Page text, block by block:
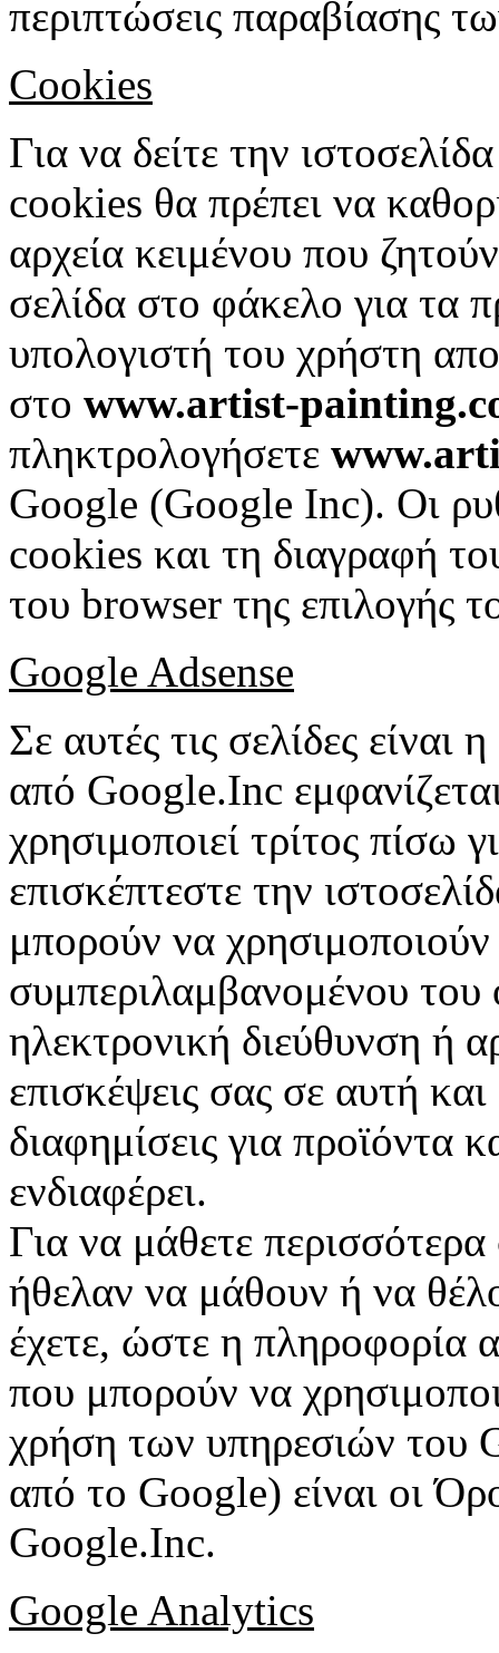
περιπτώσεις παραβίασης
Cookies
Για να δείτε την
cookies θα πρέπει να
αρχεία κειμένου που
σελίδα στο φάκελο για τα
υπολογιστή του χρήστη
στο www.artist-
πληκτρολογήσετε
Google (Google Inc). Οι
cookies και τη διαγραφή
του browser της επιλογής
Google Adsense
Σε αυτές τις σελίδες
από Google.Inc
χρησιμοποιεί τρίτος πίσω
επισκέπτεστε την
μπορούν να
συμπεριλαμβανομένου του
ηλεκτρονική διεύθυνση ή
επισκέψεις σας σε αυτή
διαφημίσεις για προϊόντα
ενδιαφέρει.
Για να μάθετε
ήθελαν να μάθουν ή να
έχετε, ώστε η πληροφορία
που μπορούν να
χρήση των υπηρεσιών του
από το Google) είναι οι
Google.Inc.
Google Analytics